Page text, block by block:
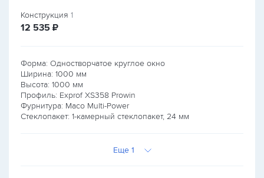
Конструкция 1
12 535 руб.
₽
Форма: Одностворчатое круглое окно
Ширина: 1000 мм
Высота: 1000 мм
Профиль: Exprof XS358 Prowin
Фурнитура: Maco Multi-Power
Стеклопакет: 1-камерный стеклопакет, 24 мм
Еще 1